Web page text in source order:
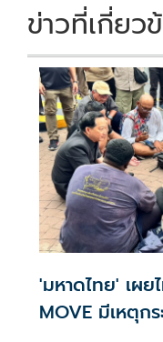
ข่าวที่เกี่ยว
'มหาดไทย' เผย
MOVE มีเหตุก